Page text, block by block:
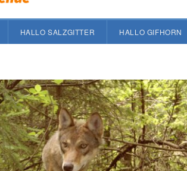
HALLO SALZGITTER HALLO GIFHORN